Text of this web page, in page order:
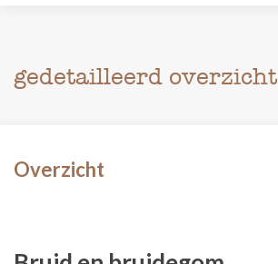
gedetailleerd overzicht
Overzicht